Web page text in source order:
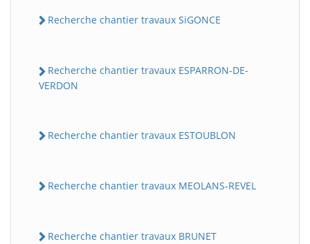
Recherche chantier travaux SiGONCE
Recherche chantier travaux ESPARRON-DE-
VERDON
Recherche chantier travaux ESTOUBLON
Recherche chantier travaux MEOLANS-REVEL
Recherche chantier travaux BRUNET